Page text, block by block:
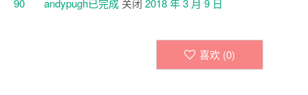
andypugh已完成 关闭 2018 年 3 月 9 日
喜欢 (0)